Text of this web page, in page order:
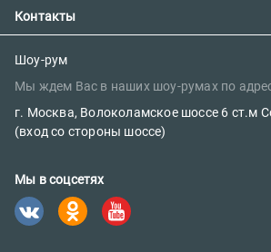
Сотрудничество
Наш блог
Предзаказ товара с фабрики
Как сделать заказ
Политика конфиденциальности
Контакты
E-mail:
sales@parketov-store.ru
Телефоны:
Шоу-рум
Мы ждем Вас в наших шоу-румах по
г. Москва, Волоколамское шоссе 6 ст.м
(вход со стороны шоссе)
Мы в соцсетях